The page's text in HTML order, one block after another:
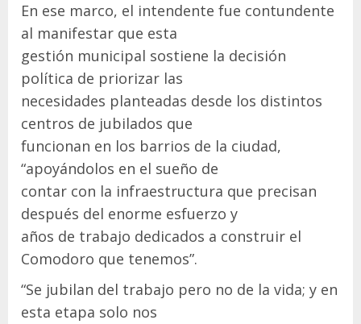
En ese marco, el intendente fue contundente
al manifestar que esta
gestión municipal sostiene la decisión
política de priorizar las
necesidades planteadas desde los distintos
centros de jubilados que
funcionan en los barrios de la ciudad,
“apoyándolos en el sueño de
contar con la infraestructura que precisan
después del enorme esfuerzo y
años de trabajo dedicados a construir el
Comodoro que tenemos”.
“Se jubilan del trabajo pero no de la vida; y en
esta etapa solo nos